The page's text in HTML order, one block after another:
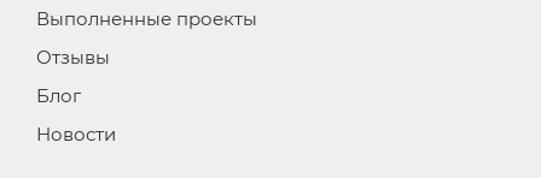
Выполненные проекты
Отзывы
Блог
Новости